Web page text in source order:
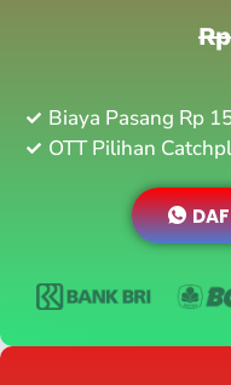
Biaya Pasang Rp
OTT Pilihan